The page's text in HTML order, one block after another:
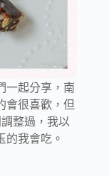
一起分享，南
會很喜歡，但
整過，我以
的我會吃。